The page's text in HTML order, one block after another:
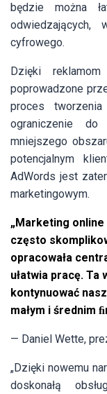
będzie można
odwiedzających,
cyfrowego.
Dzięki
poprowadzone
proces
ograniczenie
mniejszego
potencjalnym
AdWords jest
marketingowym.
„Marketing online
często
opracowała
ułatwia pracę. Ta
kontynuować
małym i średnim
— Daniel Wette,
„Dzięki nowemu
doskonałą